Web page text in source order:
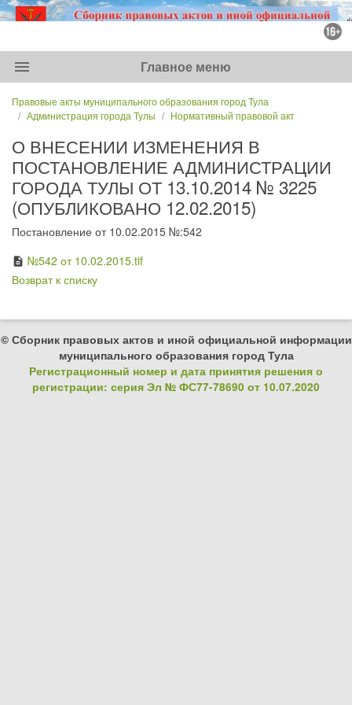
menu Главное меню
Правовые акты муниципального образования город Тула
Администрация города Тулы
Нормативный правовой акт
О ВНЕСЕНИИ ИЗМЕНЕНИЯ В
ПОСТАНОВЛЕНИЕ АДМИНИСТРАЦИИ
ГОРОДА ТУЛЫ ОТ 13.10.2014 № 3225
(ОПУБЛИКОВАНО 12.02.2015)
Постановление от 10.02.2015 №:542
description №542 от 10.02.2015.tif
Возврат к списку
© Сборник правовых актов и иной официальной информации
муниципального образования город Тула
Регистрационный номер и дата принятия решения о
регистрации: серия Эл № ФС77-78690 от 10.07.2020